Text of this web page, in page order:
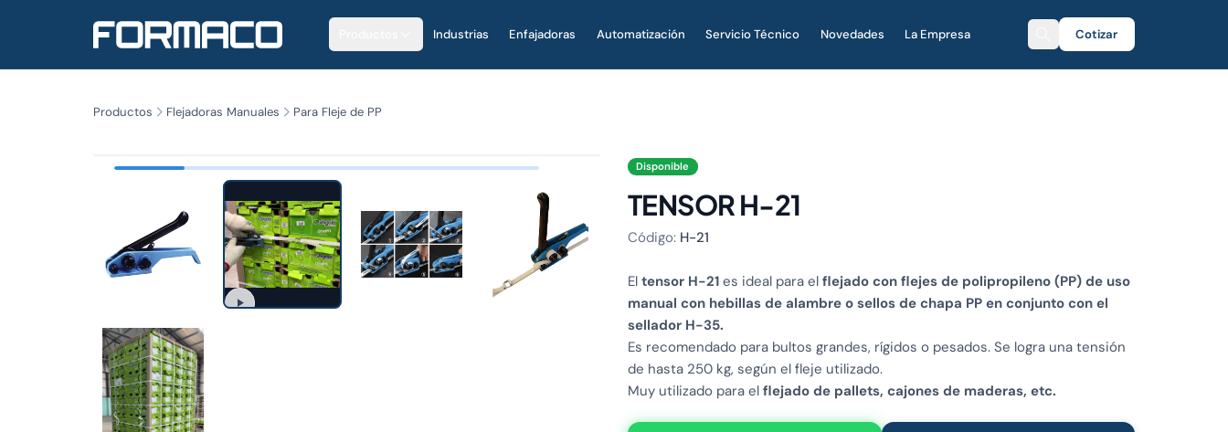
Industrias Enfajadoras Automatización Servicio Técnico Novedades La Empresa Cotizar
Productos Flejadoras Manuales Para Fleje de PP
Disponible
TENSOR H-21
Código: H-21
El tensor H-21 es ideal para el flejado con flejes de polipropileno (PP) de uso
manual con hebillas de alambre o sellos de chapa PP en conjunto con el
sellador H-35.
Es recomendado para bultos grandes, rígidos o pesados. Se logra una tensión
de hasta 250 kg, según el fleje utilizado.
Muy utilizado para el flejado de pallets, cajones de maderas, etc.